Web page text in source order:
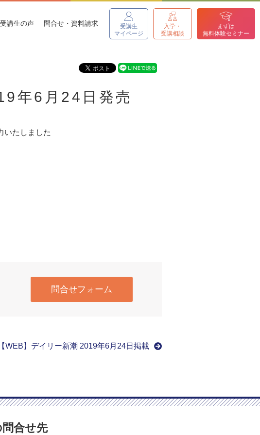
受講生
マイページ
入学・
受講相談
まずは
無料体験セミナー
受講生の声 問合せ・資料請求
年6月24日発売
いたしました
問合せフォーム
【WEB】デイリー新潮 2019年6月24日掲載
合せ先